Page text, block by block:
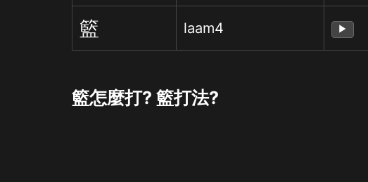
籃 laam4 ▶
籃怎麼打? 籃打法?